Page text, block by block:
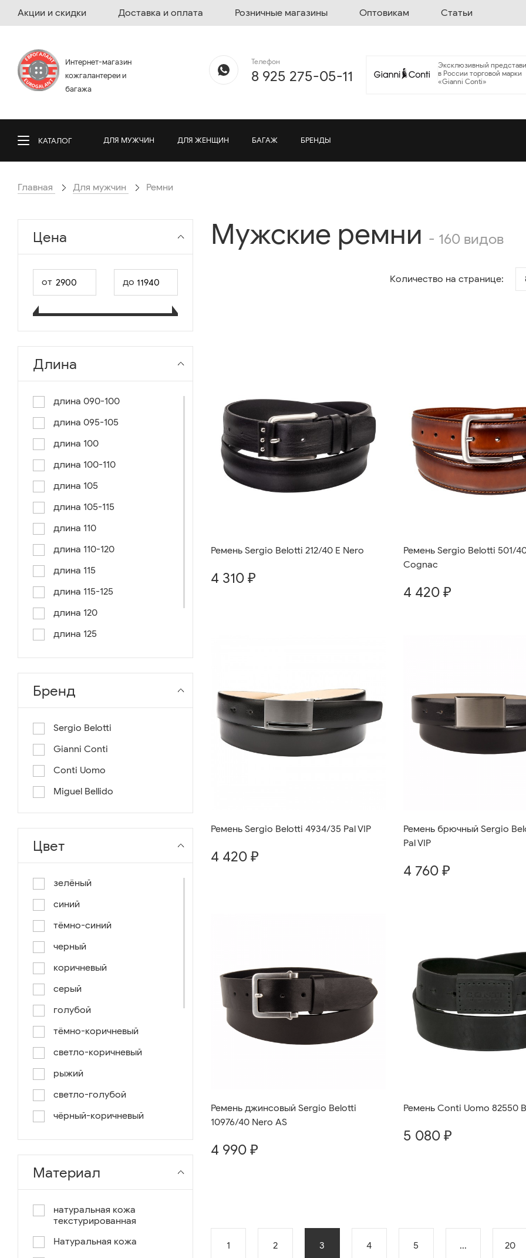
Акции и скидки Доставка и оплата Розничные магазины Оптовикам Статьи
Интернет-магазин
кожгалантереи и
багажа
Телефон
8 925 275-05-11
Эксклюзивный
в России торговой марки
«Gianni Conti»
КАТАЛОГ ДЛЯ МУЖЧИН ДЛЯ ЖЕНЩИН БАГАЖ БРЕНДЫ
Главная Для мужчин Ремни
Цена
от до
Длина
длина 090-100
длина 095-105
длина 100
длина 100-110
длина 105
длина 105-115
длина 110
длина 110-120
длина 115
длина 115-125
длина 120
длина 125
длина 130
длина 135
Бренд
Sergio Belotti
Gianni Conti
Conti Uomo
Miguel Bellido
Цвет
зелёный
синий
тёмно-синий
черный
коричневый
серый
голубой
тёмно-коричневый
светло-коричневый
рыжий
светло-голубой
чёрный-коричневый
чёрный-синий
комбинированный
коричнево-зеленый
коричневый/светло-
Материал
натуральная кожа
текстурированная
Натуральная кожа
Мужские ремни - 160 видов
Количество на странице:
Ремень Sergio Belotti 212/40 E Nero
4 310 ₽
Ремень Sergio Belotti 501/
Cognac
4 420 ₽
Ремень Sergio Belotti 4934/35 Pal VIP
4 420 ₽
Ремень брючный Sergio
Pal VIP
4 760 ₽
Ремень джинсовый Sergio Belotti
10976/40 Nero AS
4 990 ₽
Ремень Conti Uomo 82550
5 080 ₽
1 2 3 4 5 ... 20